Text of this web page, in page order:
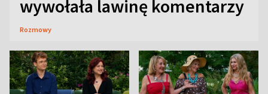
wywołała lawinę komentarzy
Rozmowy